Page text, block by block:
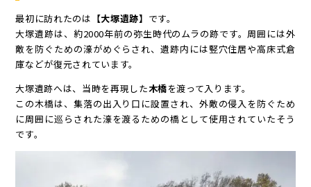
最初に訪れたのは 【大塚遺跡】 です。
大塚遺跡は、約2000年前の弥生時代のムラの跡です。周囲には外
敵を防ぐための濠がめぐらされ、遺跡内には竪穴住居や高床式倉
庫などが復元されています。
大塚遺跡へは、当時を再現した木橋を渡って入ります。
この木橋は、集落の出入り口に設置され、外敵の侵入を防ぐため
に周囲に巡らされた濠を渡るための橋として使用されていたそう
です。